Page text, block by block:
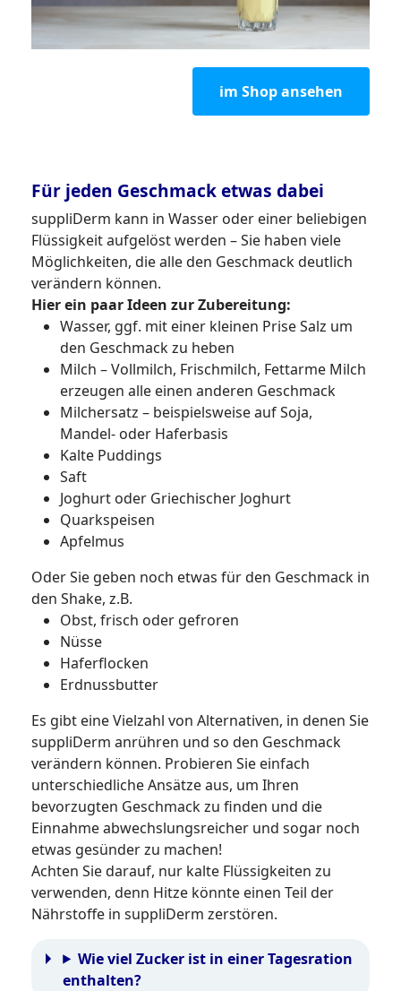
im Shop ansehen
Für jeden Geschmack etwas dabei
suppliDerm kann in Wasser oder einer beliebigen
Flüssigkeit aufgelöst werden – Sie haben viele
Möglichkeiten, die alle den Geschmack deutlich
verändern können.
Hier ein paar Ideen zur Zubereitung:
Wasser, ggf. mit einer kleinen Prise Salz um
den Geschmack zu heben
Milch – Vollmilch, Frischmilch, Fettarme Milch
erzeugen alle einen anderen Geschmack
Milchersatz – beispielsweise auf Soja,
Mandel- oder Haferbasis
Kalte Puddings
Saft
Joghurt oder Griechischer Joghurt
Quarkspeisen
Apfelmus
Oder Sie geben noch etwas für den Geschmack in
den Shake, z.B.
Obst, frisch oder gefroren
Nüsse
Haferflocken
Erdnussbutter
Es gibt eine Vielzahl von Alternativen, in denen Sie
suppliDerm anrühren und so den Geschmack
verändern können. Probieren Sie einfach
unterschiedliche Ansätze aus, um Ihren
bevorzugten Geschmack zu finden und die
Einnahme abwechslungsreicher und sogar noch
etwas gesünder zu machen!
Achten Sie darauf, nur kalte Flüssigkeiten zu
verwenden, denn Hitze könnte einen Teil der
Nährstoffe in suppliDerm zerstören.
Wie viel Zucker ist in einer Tagesration
enthalten?